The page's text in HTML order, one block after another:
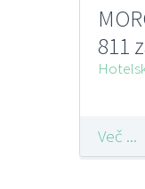
811
Več ...